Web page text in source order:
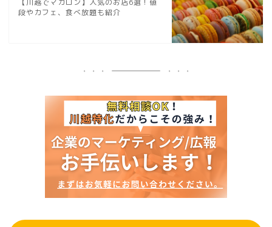
【川越でマカロン】人気のお店6選！値
段やカフェ、食べ放題も紹介